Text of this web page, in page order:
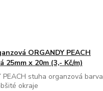
ORGANDY PEACH
25mm x 20m (3,- Kč/m)
PEACH stuha organzová barva
okraje